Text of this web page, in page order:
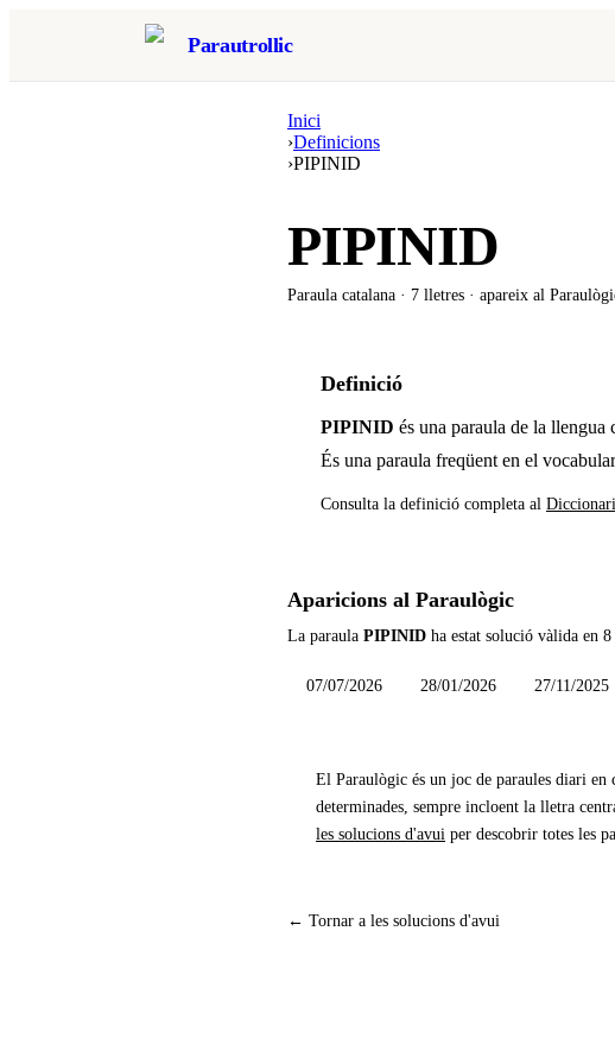
Parautrollic
Inici
›Definicions
›PIPINID
PIPINID
Paraula catalana · 7 lletres · apareix al
Definició
PIPINID és una paraula de la llengua
És una paraula freqüent en el
Consulta la definició completa al
Aparicions al Paraulògic
La paraula PIPINID ha estat solució vàlida en 8
07/07/2026 28/01/2026 27/11/2025
El Paraulògic és un joc de paraules diari en
determinades, sempre incloent la lletra
les solucions d'avui per descobrir totes les
← Tornar a les solucions d'avui